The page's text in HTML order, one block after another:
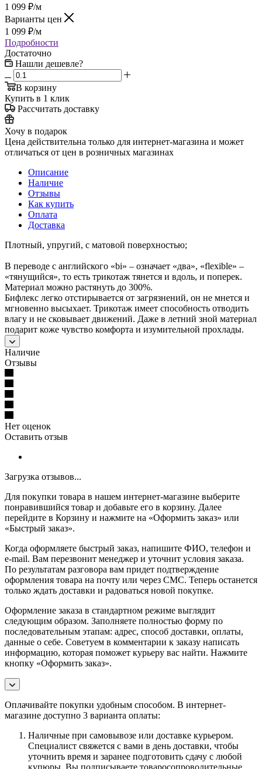
1 099 ₽/м
Варианты цен
1 099 ₽/м
Подробности
Достаточно
Нашли дешевле?
В корзину
Купить в 1 клик
Рассчитать доставку
Хочу в подарок
Цена действительна только для интернет-магазина и может
отличаться от цен в розничных магазинах
Описание
Наличие
Отзывы
Как купить
Оплата
Доставка
Плотный, упругий, с матовой поверхностью;
В переводе с английского «bi» – означает «два», «flexible» –
«тянущийся», то есть трикотаж тянется и вдоль, и поперек.
Материал можно растянуть до 300%.
Бифлекс легко отстирывается от загрязнений, он не мнется и
мгновенно высыхает. Трикотаж имеет способность отводить
влагу и не сковывает движений. Даже в летний зной материал
подарит коже чувство комфорта и изумительной прохлады.
Наличие
Отзывы
Нет оценок
Оставить отзыв
Загрузка отзывов...
Для покупки товара в нашем интернет-магазине выберите
понравившийся товар и добавьте его в корзину. Далее
перейдите в Корзину и нажмите на «Оформить заказ» или
«Быстрый заказ».
Когда оформляете быстрый заказ, напишите ФИО, телефон и
e-mail. Вам перезвонит менеджер и уточнит условия заказа.
По результатам разговора вам придет подтверждение
оформления товара на почту или через СМС. Теперь останется
только ждать доставки и радоваться новой покупке.
Оформление заказа в стандартном режиме выглядит
следующим образом. Заполняете полностью форму по
последовательным этапам: адрес, способ доставки, оплаты,
данные о себе. Советуем в комментарии к заказу написать
информацию, которая поможет курьеру вас найти. Нажмите
кнопку «Оформить заказ».
Оплачивайте покупки удобным способом. В интернет-
магазине доступно 3 варианта оплаты:
Наличные при самовывозе или доставке курьером.
Специалист свяжется с вами в день доставки, чтобы
уточнить время и заранее подготовить сдачу с любой
купюры. Вы подписываете товаросопроводительные